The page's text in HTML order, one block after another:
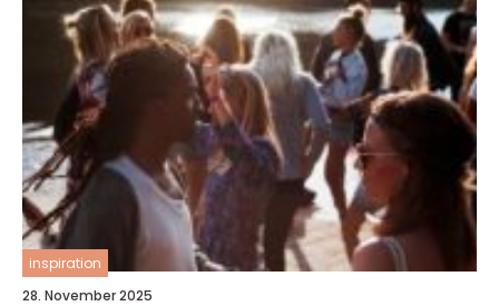
inspiration
28. November 2025